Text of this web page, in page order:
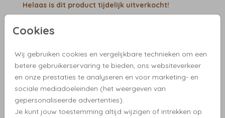
Cookies
Wij gebruiken cookies en vergelijkbare technieken om een
betere gebruikerservaring te bieden, ons websiteverkeer
en onze prestaties te analyseren en voor marketing- en
sociale mediadoeleinden (het weergeven van
gepersonaliseerde advertenties).
Je kunt jouw toestemming altijd wijzigen of intrekken op
Helaas is dit product tijdelijk uitverkocht!
✓ Proefdruk vanaf €2,50
✓ Pas het ontwerp eenvoudig aan
✓ Snelle verzending
✓ Kies zelf een bijpassende envelop
✓ Vragen?We helpen je graag!